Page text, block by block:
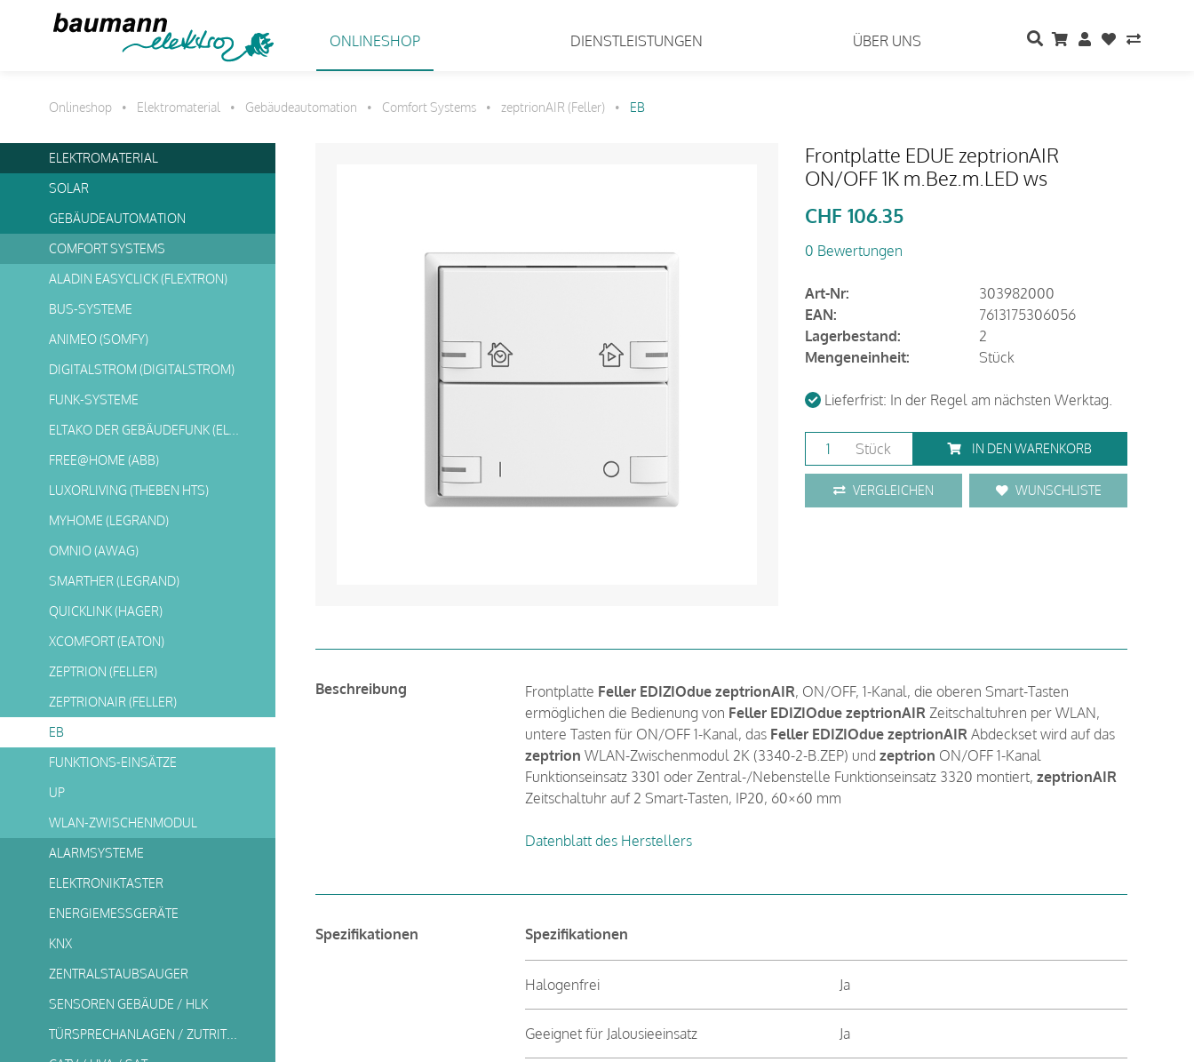
ONLINESHOP DIENSTLEISTUNGEN ÜBER UNS
Onlineshop • Elektromaterial • Gebäudeautomation • Comfort Systems • zeptrionAIR (Feller) • EB
ELEKTROMATERIAL
SOLAR
GEBÄUDEAUTOMATION
COMFORT SYSTEMS
ALADIN EASYCLICK (FLEXTRON)
BUS-SYSTEME
ANIMEO (SOMFY)
DIGITALSTROM (DIGITALSTROM)
FUNK-SYSTEME
FREE@HOME (ABB)
LUXORLIVING (THEBEN HTS)
MYHOME (LEGRAND)
OMNIO (AWAG)
SMARTHER (LEGRAND)
QUICKLINK (HAGER)
XCOMFORT (EATON)
ZEPTRION (FELLER)
ZEPTRIONAIR (FELLER)
EB
FUNKTIONS-EINSÄTZE
UP
WLAN-ZWISCHENMODUL
ALARMSYSTEME
ELEKTRONIKTASTER
ENERGIEMESSGERÄTE
KNX
ZENTRALSTAUBSAUGER
SENSOREN GEBÄUDE / HLK
TÜRSPRECHANLAGEN / ZUTRITTSSYSTEME
Frontplatte EDUE zeptrionAIR
ON/OFF 1K m.Bez.m.LED ws
CHF 106.35
0 Bewertungen
Art-Nr:
303982000
EAN:
7613175306056
Lagerbestand:
2
Mengeneinheit:
Stück
Lieferfrist: In der Regel am nächsten Werktag.
Stück IN DEN WARENKORB
VERGLEICHEN WUNSCHLISTE
Beschreibung Frontplatte Feller EDIZIOdue zeptrionAIR, ON/OFF, 1-Kanal, die oberen Smart-Tasten
ermöglichen die Bedienung von Feller EDIZIOdue zeptrionAIR Zeitschaltuhren per WLAN,
untere Tasten für ON/OFF 1-Kanal, das Feller EDIZIOdue zeptrionAIR Abdeckset wird auf das
zeptrion WLAN-Zwischenmodul 2K (3340-2-B.ZEP) und zeptrion ON/OFF 1-Kanal
Funktionseinsatz 3301 oder Zentral-/Nebenstelle Funktionseinsatz 3320 montiert, zeptrionAIR
Zeitschaltuhr auf 2 Smart-Tasten, IP20, 60×60 mm
Datenblatt des Herstellers
Spezifikationen Spezifikationen
Halogenfrei Ja
Geeignet für Jalousieeinsatz Ja